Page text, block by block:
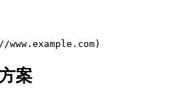
www.example.com)
案